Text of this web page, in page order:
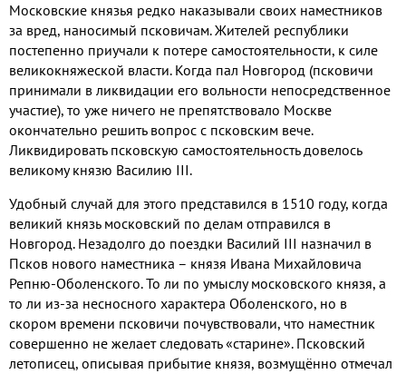
Московские князья редко наказывали своих наместников
за вред, наносимый псковичам.Жителей республики
постепенно приучали к потере самостоятельности, к силе
великокняжеской власти. Когда пал Новгород (псковичи
принимали в ликвидации его вольности непосредственное
участие), то уже ничего не препятствовало Москве
окончательно решить вопрос с псковским вече.
Ликвидировать псковскую самостоятельность довелось
великому князю Василию III.
Удобный случай для этого представился в 1510 году, когда
великий князь московский по делам отправился в
Новгород. Незадолго до поездки Василий III назначил в
Псков нового наместника – князя Ивана Михайловича
Репню-Оболенского.То ли по умыслу московского князя, а
то ли из-за несносного характера Оболенского, но в
скором времени псковичи почувствовали, что наместник
совершенно не желает следовать «старине». Псковский
летописец, описывая прибытие князя, возмущённо отмечал